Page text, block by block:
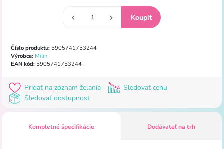
Číslo produktu:5905741753244
Výrobca: Milin
EAN kód:5905741753244
Pridať na zoznam želania
Sledovať cenu
Sledovať dostupnost
Kompletné špecifikácie Dodávateľ na trh